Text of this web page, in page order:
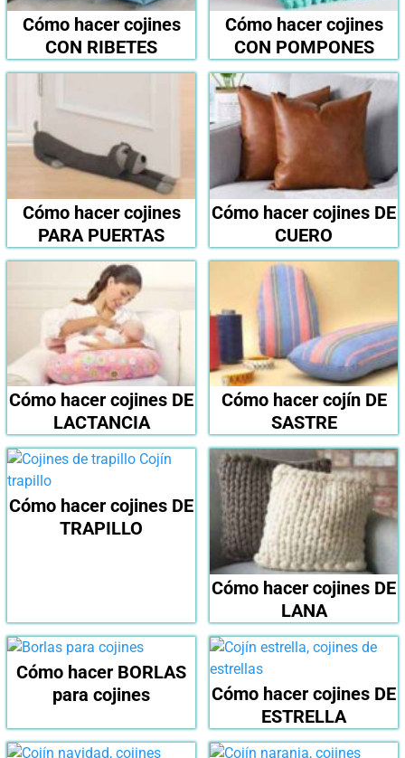
Cómo hacer cojines
CON RIBETES
Cómo hacer cojines
CON POMPONES
Cómo hacer cojines
PARA PUERTAS
Cómo hacer cojines DE
CUERO
Cómo hacer cojines DE
LACTANCIA
Cómo hacer cojín DE
SASTRE
Cómo hacer cojines DE
TRAPILLO
Cómo hacer cojines DE
LANA
Cómo hacer BORLAS
para cojines
Cómo hacer cojines DE
ESTRELLA